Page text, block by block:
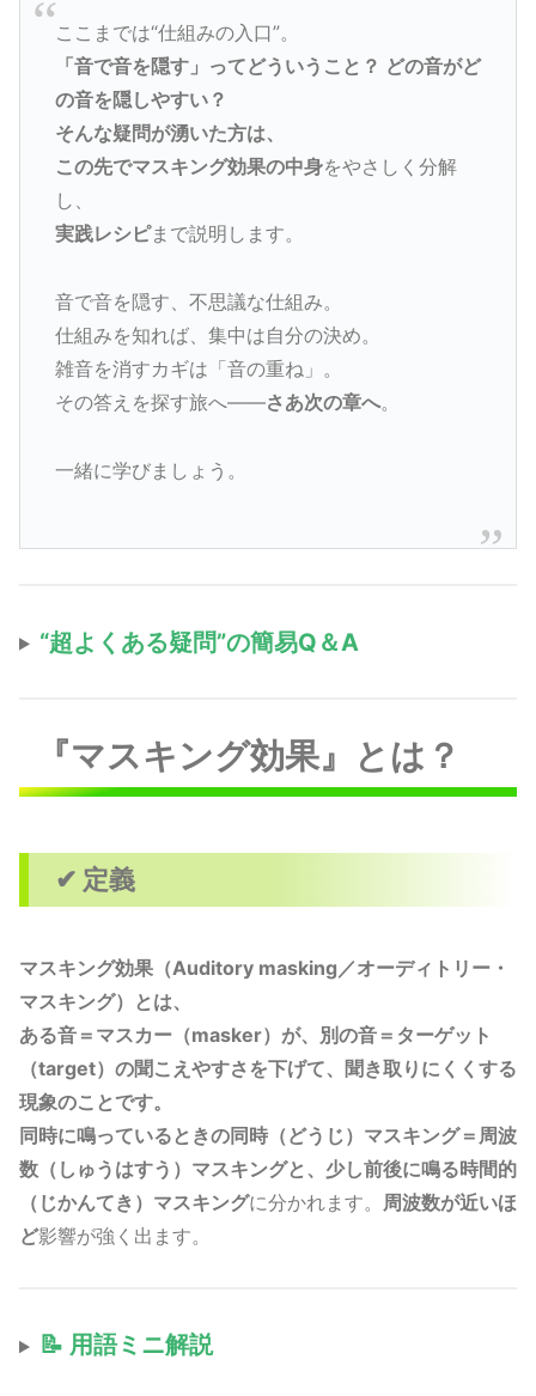
ここまでは“仕組みの入口”。
「音で音を隠す」ってどういうこと？ どの音がど
の音を隠しやすい？
そんな疑問が湧いた方は、
この先でマスキング効果の中身をやさしく分解
し、
実践レシピまで説明します。
音で音を隠す、不思議な仕組み。
仕組みを知れば、集中は自分の決め。
雑音を消すカギは「音の重ね」。
その答えを探す旅へ——さあ次の章へ。
一緒に学びましょう。
“超よくある疑問”の簡易Q＆A
『マスキング効果』とは？
✔ 定義
マスキング効果（Auditory masking／オーディトリー・
マスキング）とは、
ある音＝マスカー（masker）が、別の音＝ターゲット
（target）の聞こえやすさを下げて、聞き取りにくくする
現象のことです。
同時に鳴っているときの同時（どうじ）マスキング＝周波
数（しゅうはすう）マスキングと、少し前後に鳴る時間的
（じかんてき）マスキングに分かれます。 周波数が近いほ
ど影響が強く出ます。
📝 用語ミニ解説